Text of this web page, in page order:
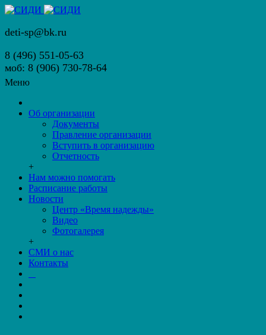
deti-sp@bk.ru
8 (496) 551-05-63
моб: 8 (906) 730-78-64
Меню
Об организации
Документы
Правление организации
Вступить в организацию
Отчетность
+
Нам можно помогать
Расписание работы
Новости
Центр «Время надежды»
Видео
Фотогалерея
+
СМИ о нас
Контакты